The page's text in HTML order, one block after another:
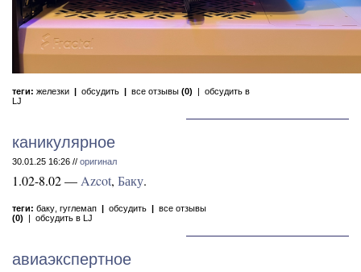
теги: железки | обсудить | все отзывы (0) | обсудить в
LJ
каникулярное
30.01.25 16:26 // оригинал
1.02-8.02 — Azcot, Баку.
теги: баку гуглемап | обсудить | все отзывы
(0) | обсудить в LJ
авиаэкспертное